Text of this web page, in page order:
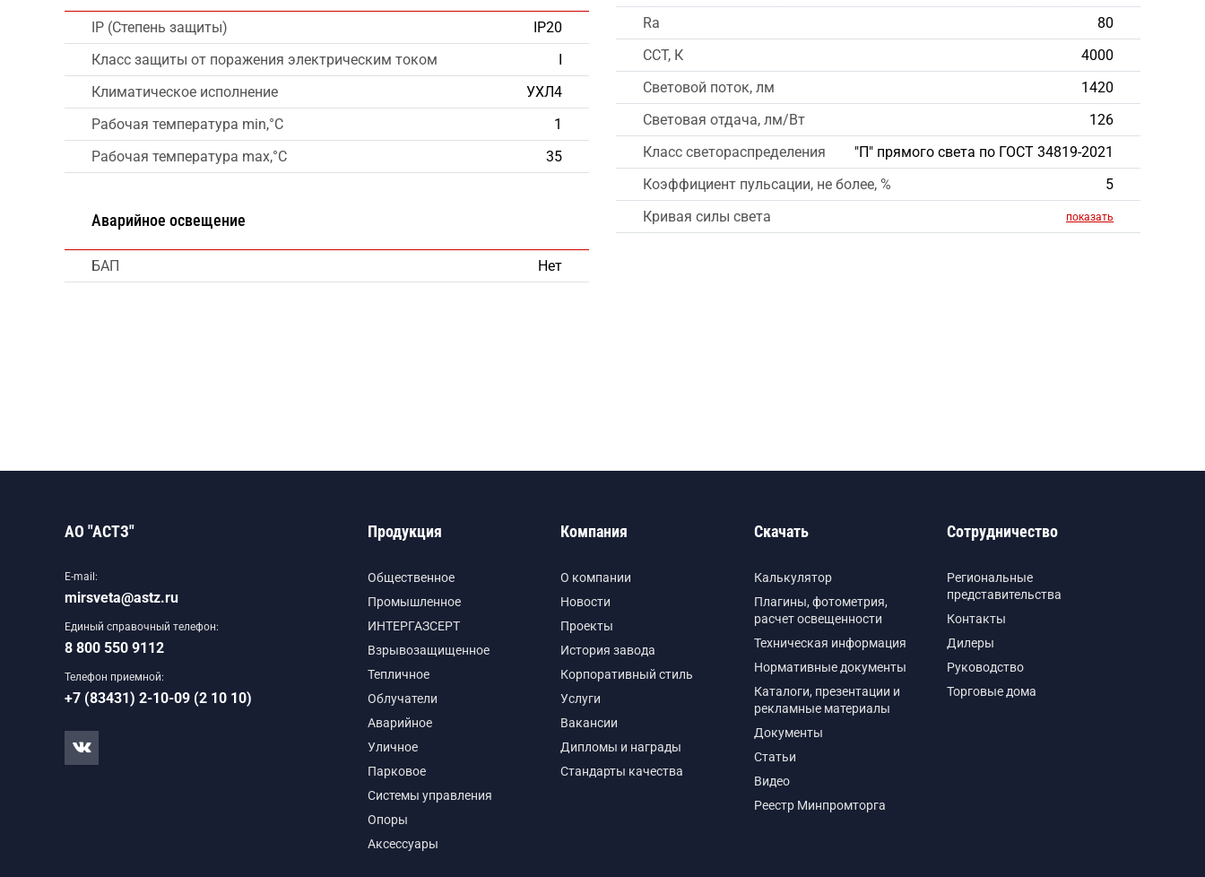
IP (Степень защиты)
IP20
Класс защиты от поражения электрическим током
I
Климатическое исполнение
УХЛ4
Рабочая температура min,°C
1
Рабочая температура max,°C
35
Аварийное освещение
БАП Нет
Ra
80
CCT, К
4000
Световой поток, лм
1420
Световая отдача, лм/Вт
126
Класс светораспределения
"П" прямого света по ГОСТ 34819-2021
Коэффициент пульсации, не более, %
5
Кривая силы света
показать
АО "АСТЗ"
E-mail:
mirsveta@astz.ru
Единый справочный телефон:
8 800 550 9112
Телефон приемной:
+7 (83431) 2-10-09 (2 10 10)
Продукция
Общественное
Промышленное
ИНТЕРГАЗСЕРТ
Взрывозащищенное
Тепличное
Облучатели
Аварийное
Уличное
Парковое
Системы управления
Опоры
Аксессуары
Компания
О компании
Новости
Проекты
История завода
Корпоративный стиль
Услуги
Вакансии
Дипломы и награды
Стандарты качества
Скачать
Калькулятор
Плагины, фотометрия,
расчет освещенности
Техническая информация
Нормативные документы
Каталоги, презентации и
рекламные материалы
Документы
Статьи
Видео
Реестр Минпромторга
Сотрудничество
Региональные
представительства
Контакты
Дилеры
Руководство
Торговые дома